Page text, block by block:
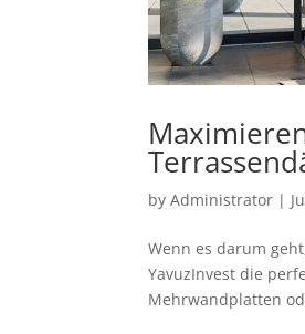
byAdministrator |
Wenn es darum
YavuzInvest die
Mehrwandplatten